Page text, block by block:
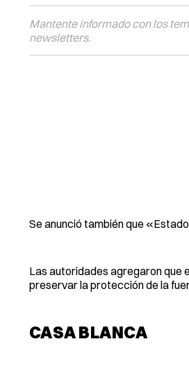
Mantente informado con los
newsletters.
Se anunció también que
Las autoridades agregaron que
preservar la protección de la
CASA BLANCA